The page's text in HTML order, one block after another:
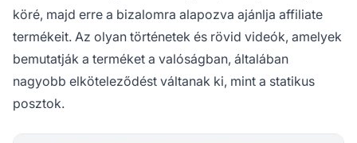
köré, majd erre a bizalomra alapozva ajánlja affiliate
termékeit. Az olyan történetek és rövid videók, amelyek
bemutatják a terméket a valóságban, általában
nagyobb elköteleződést váltanak ki, mint a statikus
posztok.